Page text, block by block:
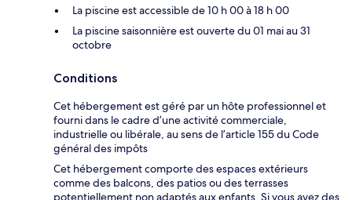
La piscine est accessible de 10 h 00 à 18 h 00
La piscine saisonnière est ouverte du 01 mai au 31
octobre
Conditions
Cet hébergement est géré par un hôte professionnel et
fourni dans le cadre d’une activité commerciale,
industrielle ou libérale, au sens de l’article 155 du Code
général des impôts
Cet hébergement comporte des espaces extérieurs
comme des balcons, des patios ou des terrasses
potentiellement non adaptés aux enfants. Si vous avez des